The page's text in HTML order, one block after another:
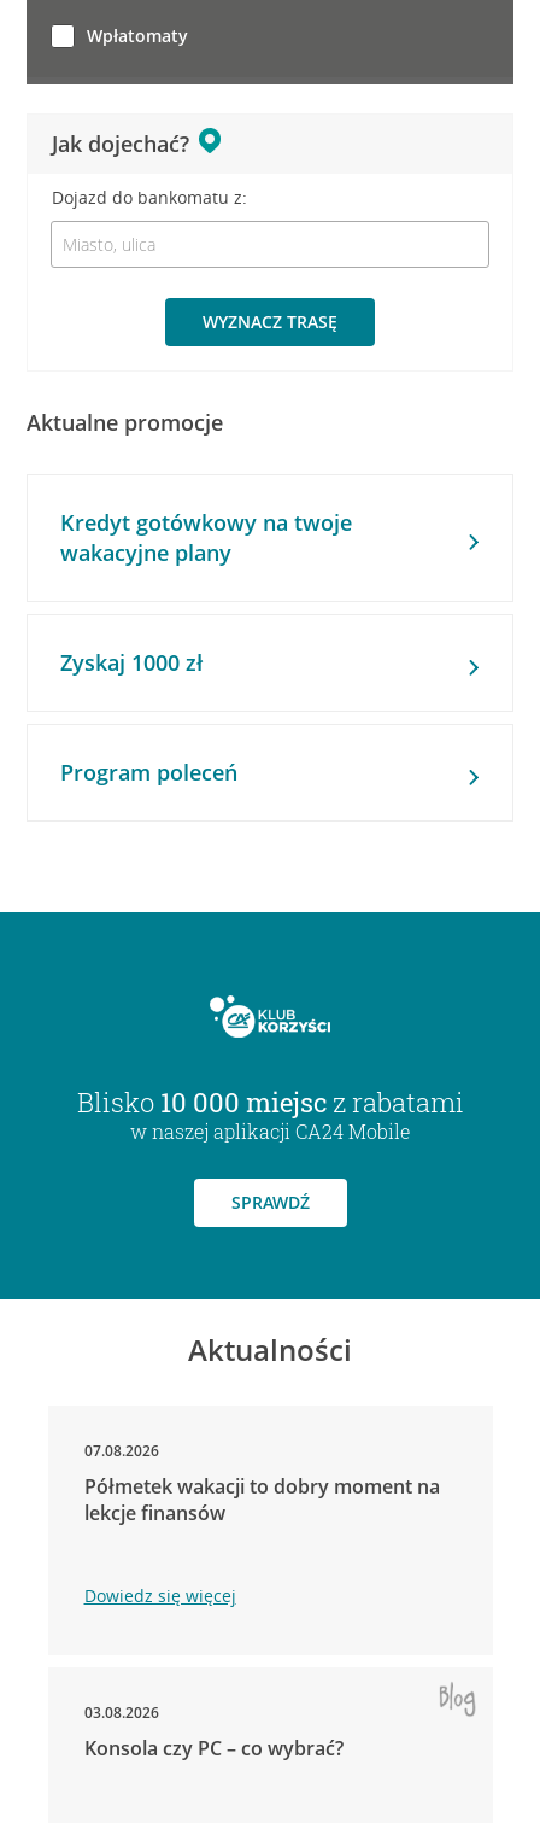
Jak dojechać?
Dojazd do bankomatu z:
WYZNACZ TRASĘ
Wpłatomaty
Aktualne promocje
Kredyt gotówkowy na twoje
wakacyjne plany
Zyskaj 1000 zł
Program poleceń
Blisko 10 000 miejsc z rabatami
w naszej aplikacji CA24 Mobile
SPRAWDŹ
Aktualności
07.08.2026
Półmetek wakacji to dobry moment na
lekcje finansów
Dowiedz się więcej
03.08.2026
Konsola czy PC – co wybrać?